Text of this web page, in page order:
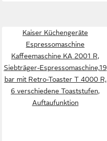
Kaiser Küchengeräte
Espressomaschine
Kaffeemaschine KA 2001 R,
Siebträger-Espressomaschine,19
bar mit Retro-Toaster T 4000 R,
6 verschiedene Toaststufen,
Auftaufunktion